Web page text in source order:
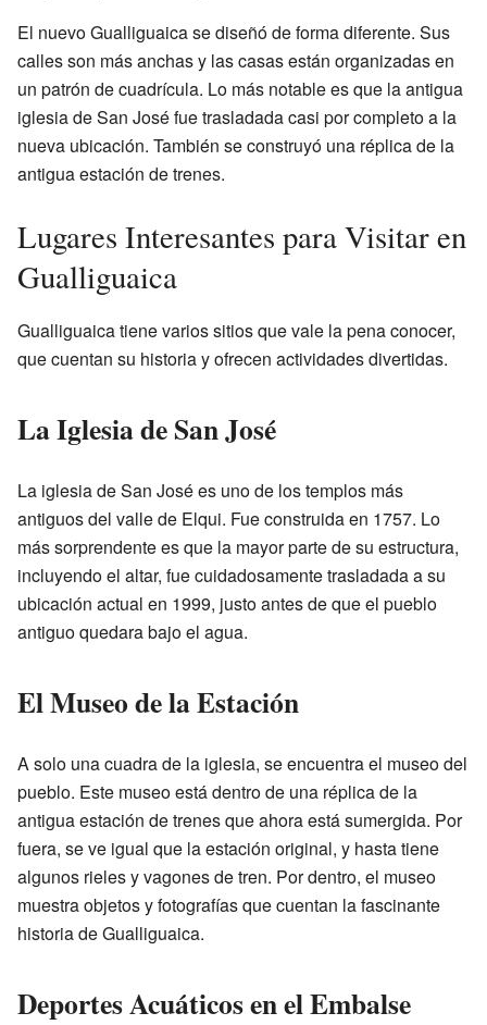
El nuevo Gualliguaica se diseñó de forma diferente. Sus
calles son más anchas y las casas están organizadas en
un patrón de cuadrícula. Lo más notable es que la antigua
iglesia de San José fue trasladada casi por completo a la
nueva ubicación. También se construyó una réplica de la
antigua estación de trenes.
Lugares Interesantes para Visitar en
Gualliguaica
Gualliguaica tiene varios sitios que vale la pena conocer,
que cuentan su historia y ofrecen actividades divertidas.
La Iglesia de San José
La iglesia de San José es uno de los templos más
antiguos del valle de Elqui. Fue construida en 1757. Lo
más sorprendente es que la mayor parte de su estructura,
incluyendo el altar, fue cuidadosamente trasladada a su
ubicación actual en 1999, justo antes de que el pueblo
antiguo quedara bajo el agua.
El Museo de la Estación
A solo una cuadra de la iglesia, se encuentra el museo del
pueblo. Este museo está dentro de una réplica de la
antigua estación de trenes que ahora está sumergida. Por
fuera, se ve igual que la estación original, y hasta tiene
algunos rieles y vagones de tren. Por dentro, el museo
muestra objetos y fotografías que cuentan la fascinante
historia de Gualliguaica.
Deportes Acuáticos en el Embalse